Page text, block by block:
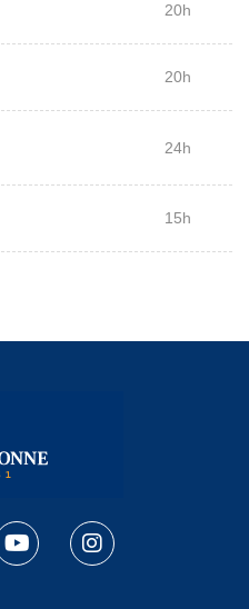
20h
20h
24h
15h